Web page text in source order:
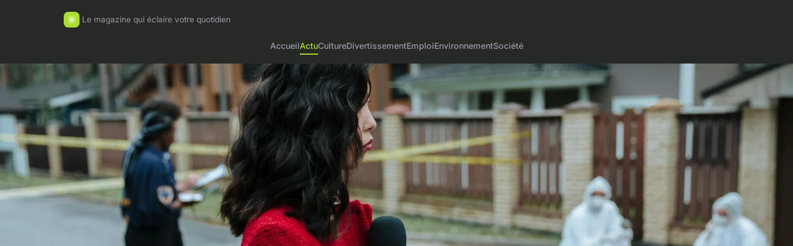
Le magazine qui éclaire votre quotidien
AccueilActuCultureDivertissementEmploiEnvironnementSociété